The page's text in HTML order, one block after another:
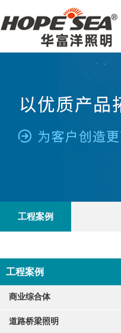
工程案例
工程案例
商业综合体
道路桥梁照明